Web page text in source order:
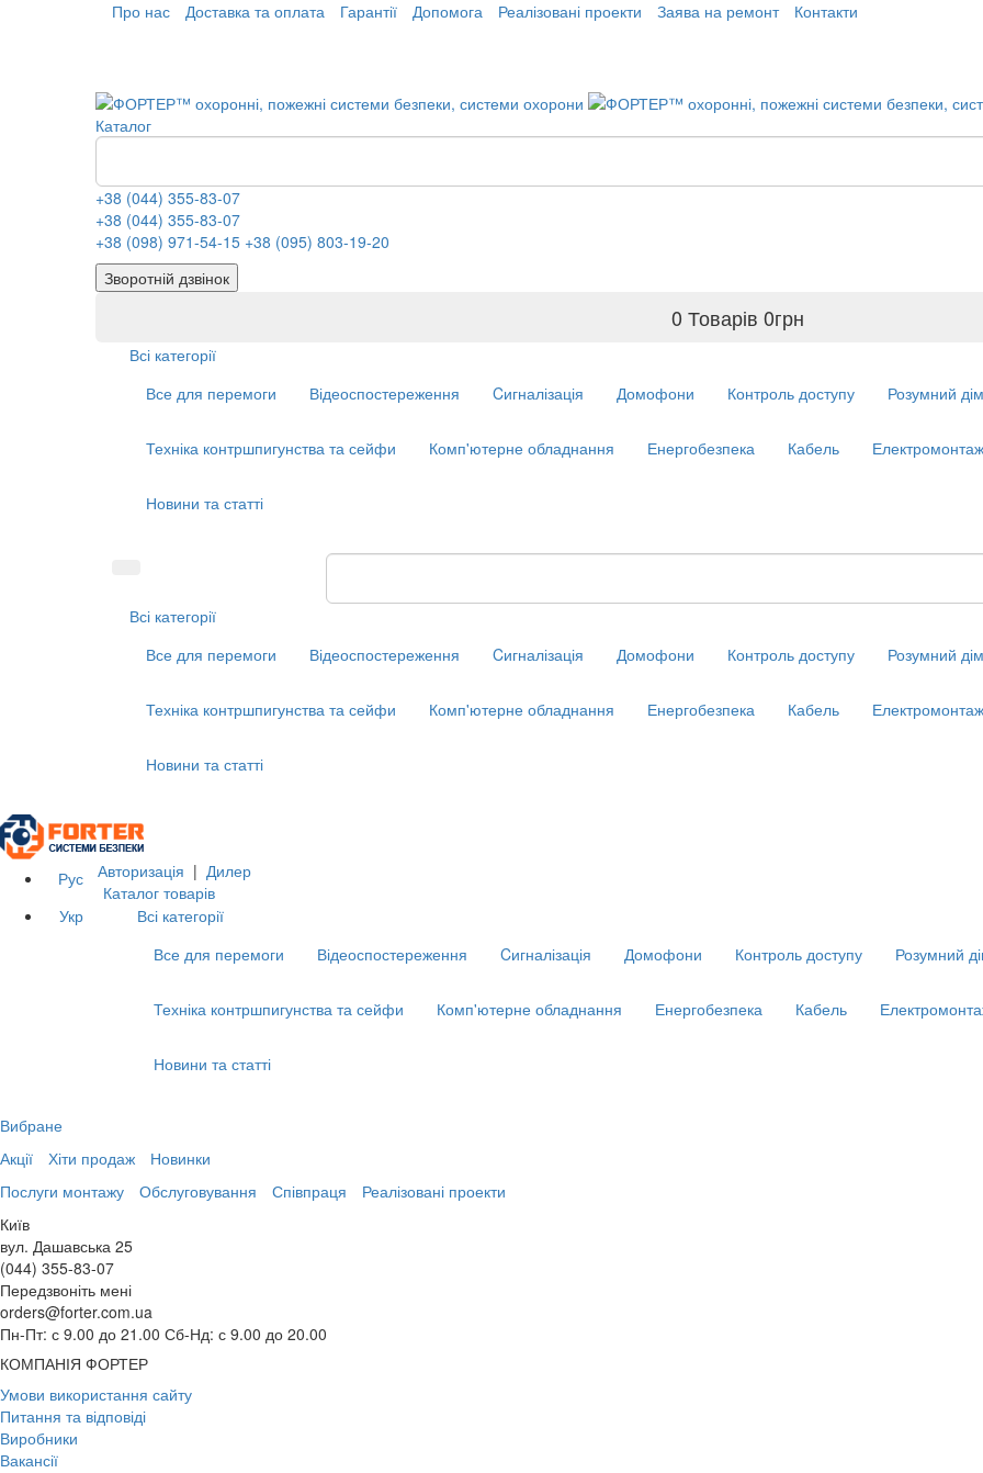
Про нас Доставка та оплата Гарантії Допомога Реалізовані проекти Заява на ремонт Контакти
Каталог
+38 (044) 355-83-07
+38 (044) 355-83-07
+38 (098) 971-54-15 +38 (095) 803-19-20
Зворотній дзвінок
0 Товарів 0грн
Всі категорії
Все для перемоги
Відеоспостереження Cигналізація Домофони Контроль доступу Розумний дім
Техніка контршпигунства та сейфи Комп'ютерне обладнання Енергобезпека Кабель
Новини та статті
Всі категорії
Все для перемоги
Відеоспостереження Cигналізація Домофони Контроль доступу Розумний дім
Техніка контршпигунства та сейфи Комп'ютерне обладнання Енергобезпека Кабель
Новини та статті
Рус
Укр
Авторизація | Дилер
Каталог товарів
Всі категорії
Все для перемоги
Відеоспостереження Cигналізація Домофони Контроль доступу Розумний
Техніка контршпигунства та сейфи Комп'ютерне обладнання Енергобезпека Кабель
Новини та статті
Вибране
Акції
Хіти продаж
Новинки
Послуги монтажу
Обслуговування Співпраця
Реалізовані проекти
Київ
вул. Дашавська 25
(044) 355-83-07
Передзвоніть мені
orders@forter.com.ua
Пн-Пт: с 9.00 до 21.00 Сб-Нд: с 9.00 до 20.00
КОМПАНІЯ ФОРТЕР
Умови використання сайту
Питання та відповіді
Виробники
Вакансії